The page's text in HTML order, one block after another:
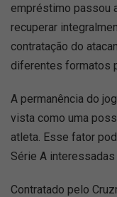
empréstimo passou
recuperar
contratação do
diferentes formatos
A permanência do
vista como uma
atleta. Esse fator
Série A interessadas
Contratado pelo